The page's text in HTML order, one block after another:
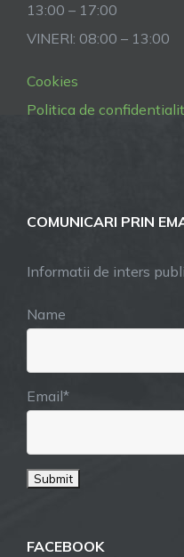
13:00 – 17:00
VINERI: 08:00 – 13:00
Cookies
Politica de
COMUNICARI PRIN
Informatii de inters
Name
Email*
FACEBOOK